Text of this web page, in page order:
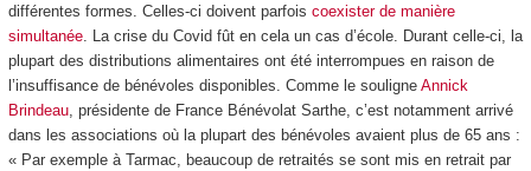
différentes formes. Celles-ci doivent parfois coexister de manière
simultanée. La crise du Covid fût en cela un cas d’école. Durant celle-ci, la
plupart des distributions alimentaires ont été interrompues en raison de
l’insuffisance de bénévoles disponibles. Comme le souligne Annick
Brindeau, présidente de France Bénévolat Sarthe, c’est notamment arrivé
dans les associations où la plupart des bénévoles avaient plus de 65 ans :
« Par exemple à Tarmac, beaucoup de retraités se sont mis en retrait par